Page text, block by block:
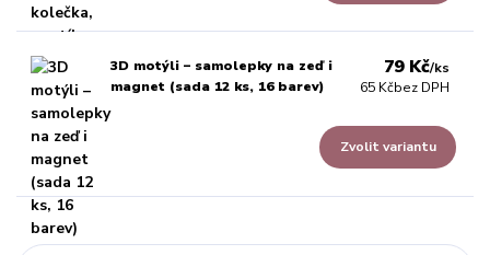
3D motýli – samolepky na zeď i
magnet (sada 12 ks, 16 barev)
79 Kč/ks
65 Kčbez DPH
Zvolit variantu